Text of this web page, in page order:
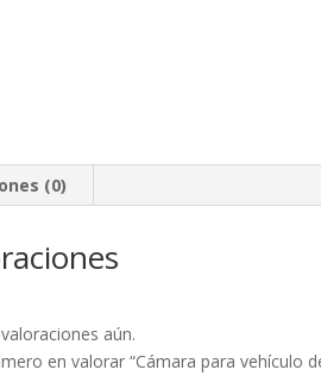
(0)
aún.
en valorar “Cámara para vehículo